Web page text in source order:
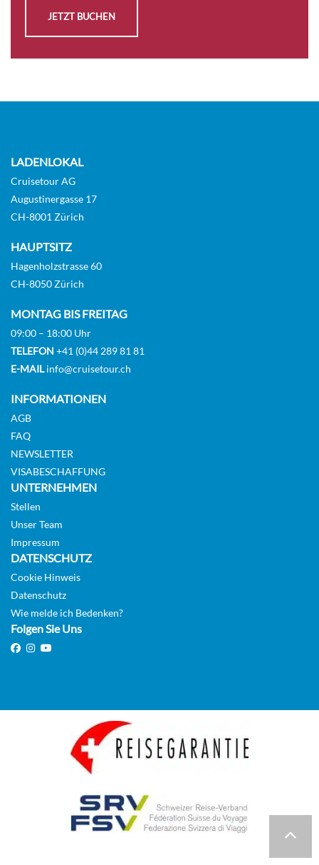
JETZT BUCHEN
LADENLOKAL
Cruisetour AG
Augustinergasse 17
CH-8001 Zürich
HAUPTSITZ
Hagenholzstrasse 60
CH-8050 Zürich
MONTAG BIS FREITAG
09:00 – 18:00 Uhr
TELEFON +41 (0)44 289 81 81
E-MAILinfo@cruisetour.ch
INFORMATIONEN
AGB
FAQ
NEWSLETTER
VISABESCHAFFUNG
UNTERNEHMEN
Stellen
Unser Team
Impressum
DATENSCHUTZ
Cookie Hinweis
Datenschutz
Wie melde ich Bedenken?
Folgen Sie Uns